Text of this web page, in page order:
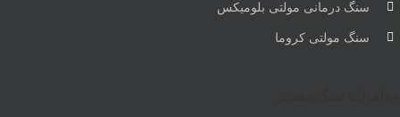
سنگ درمانی مولتی بلومیکس
سنگ مولتی کروما